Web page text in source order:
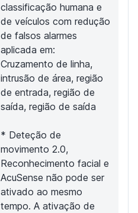
classificação humana e
de veículos com redução
de falsos alarmes
aplicada em:
Cruzamento de linha,
intrusão de área, região
de entrada, região de
saída, região de saída
* Deteção de
movimento 2.0,
Reconhecimento facial e
AcuSense não pode ser
ativado ao mesmo
tempo. A ativação de